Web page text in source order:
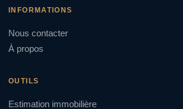
INFORMATIONS
Nous contacter
À propos
OUTILS
Estimation immobilière